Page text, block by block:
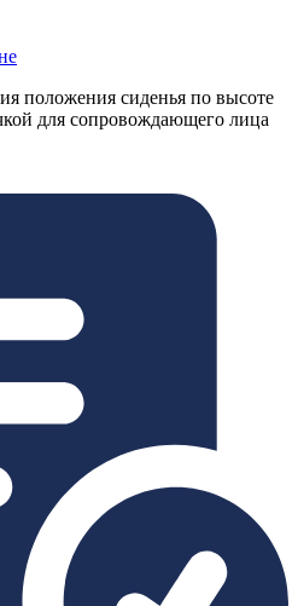
положения сиденья по высоте
для сопровождающего лица